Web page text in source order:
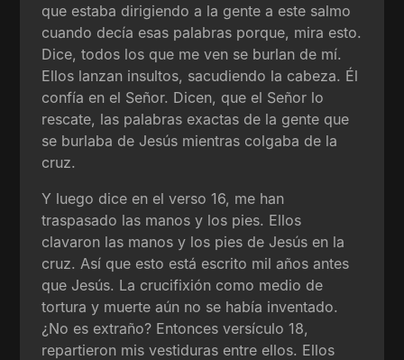
que estaba dirigiendo a la gente a este salmo
cuando decía esas palabras porque, mira esto.
Dice, todos los que me ven se burlan de mí.
Ellos lanzan insultos, sacudiendo la cabeza. Él
confía en el Señor. Dicen, que el Señor lo
rescate, las palabras exactas de la gente que
se burlaba de Jesús mientras colgaba de la
cruz.
Y luego dice en el verso 16, me han
traspasado las manos y los pies. Ellos
clavaron las manos y los pies de Jesús en la
cruz. Así que esto está escrito mil años antes
que Jesús. La crucifixión como medio de
tortura y muerte aún no se había inventado.
¿No es extraño? Entonces versículo 18,
repartieron mis vestiduras entre ellos. Ellos